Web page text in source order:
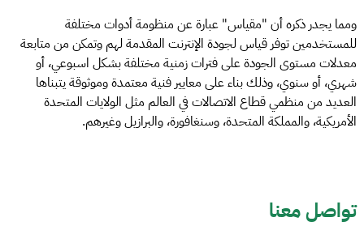
ومما يجدر ذكره أن "مقياس" عبارة عن منظومة أدوات مختلفة
للمستخدمين توفر قياس لجودة الإنترنت المقدمة لهم وتمكن من متابعة
معدلات مستوى الجودة على فترات زمنية مختلفة بشكل اسبوعي، أو
شهري، أو سنوي، وذلك بناء على معايير فنية معتمدة وموثوقة يتبناها
العديد من منظمي قطاع الاتصالات في العالم مثل الولايات المتحدة
الأمريكية، والمملكة المتحدة، وسنغافورة، والبرازيل وغيرهم.
تواصل معنا